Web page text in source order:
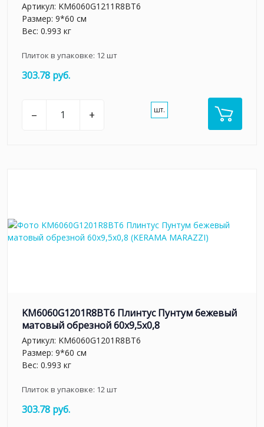
Артикул: KM6060G1211R8BT6
Размер: 9*60 см
Вес: 0.993 кг
Плиток в упаковке: 12шт
303.78 руб.
– + шт.
KM6060G1201R8BT6 Плинтус Пунтум бежевый
матовый обрезной 60x9,5x0,8
Артикул: KM6060G1201R8BT6
Размер: 9*60 см
Вес: 0.993 кг
Плиток в упаковке: 12шт
303.78 руб.